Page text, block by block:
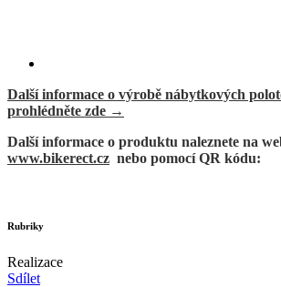
Další informace o výrobě nábytkových
prohlédněte zde →
Další informace o produktu naleznete na
www.bikerect.cz nebo pomocí QR kódu:
Rubriky
Realizace
Sdílet